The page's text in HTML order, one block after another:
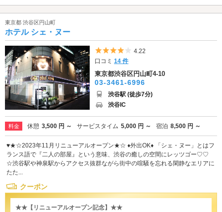
東京都 渋谷区円山町
ホテル シェ・ヌー
5つ星のうち4
4.22
口コミ14 件
東京都渋谷区円山町4-10
03-3461-6996
渋谷駅 (徒歩7分)
渋谷IC
料金 休憩 3,500 円 ～ サービスタイム 5,000 円 ～ 宿泊 8,500 円 ～
♥★☆2023年11月リニューアルオープン★☆ ♦外出OK♦ 「シェ・ヌー」とはフ
ランス語で『二人の部屋』という意味、渋谷の癒しの空間にレッツゴー♡♡
☆渋谷駅や神泉駅からアクセス抜群ながら街中の喧騒を忘れる閑静なエリアに
たた...
クーポン
★★【リニューアルオープン記念】★★